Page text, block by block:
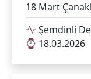
18 Mart
Şemdinli
18.03.2026